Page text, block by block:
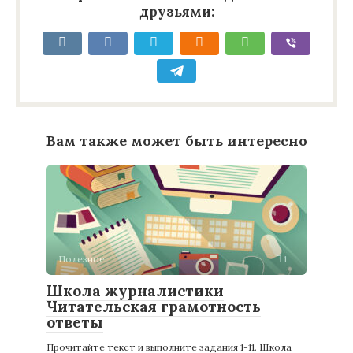
друзьями:
Вам также может быть интересно
Полезное 1
Школа журналистики
Читательская грамотность
ответы
Прочитайте текст и выполните задания 1-11. Школа